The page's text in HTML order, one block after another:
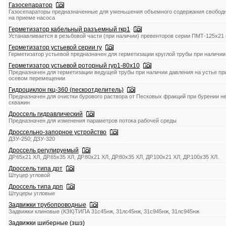
Газосепаратор
Газосепараторы предназначенные для уменьшения объемного содержания
на приеме насоса
Герметизатор кабельный разъемный гкр1
Устанавливается в резьбовой части (при наличии) превенторов серии ПМТ-
Герметизатор устьевой серии гу
Герметизатор устьевой предназначен для герметизации круглой трубы при
Герметизатор устьевой роторный гур1-80х10
Предназначен для герметизации ведущей трубы при наличии давления на устье
осевом перемещении
Гидроциклон гкц-360 (пескоотделитель)
Предназначен для очистки бурового раствора от Песковых фракций при бурении
скважин
Дроссель гидравлический
Предназначен для изменения параметров потока рабочей среды
Дроссельно-запорное устройство
ДЗУ-250; ДЗУ-320
Дроссель регулируемый
ДР.65х21 ХЛ, ДР.65х35 ХЛ, ДР.80х21 ХЛ, ДР.80х35 ХЛ, ДР.100х21 ХЛ, ДР.100х35 ХЛ.
Дроссель типа дрт
Штуцер угловой
Дроссель типа дрп
Штуцеры угловые
Задвижки трубопроводные
Задвижки клиновые (КЗК)ТИПА 31с45нж, 31лс45нж, 31с945нж, 31лс945нж
Задвижки шиберные (зшз)